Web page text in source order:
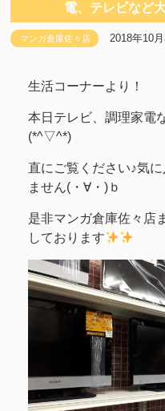
電、テレビなど
マンガ倉庫佐々店 2018年10月
生活コーナーより！
本日テレビ、調理家電
(*^▽^*)
直にご覧ください♪気
ません(・∀・)ｂ
是非マンガ倉庫佐々店
しております